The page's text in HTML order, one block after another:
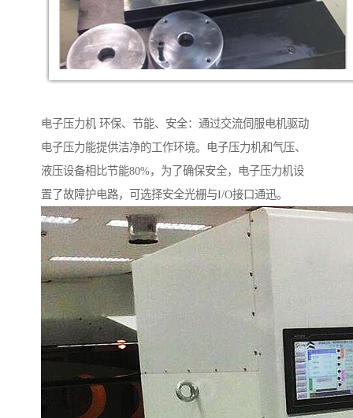
电子压力机 环保、节能、安全：通过交流伺服电机驱动
电子压力能提供洁净的工作环境。电子压力机和气压、
液压设备相比节能80%，为了确保安全，电子压力机设
置了故障护电路，可选择安全光栅与I/O接口通迅。